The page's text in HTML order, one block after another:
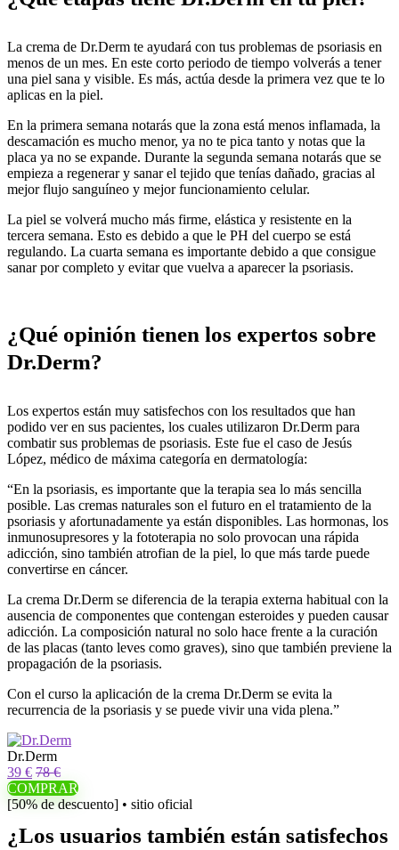
La crema de Dr.Derm te ayudará con tus problemas de psoriasis en
menos de un mes. En este corto periodo de tiempo volverás a tener
una piel sana y visible. Es más, actúa desde la primera vez que te lo
aplicas en la piel.
En la primera semana notarás que la zona está menos inflamada, la
descamación es mucho menor, ya no te pica tanto y notas que la
placa ya no se expande. Durante la segunda semana notarás que se
empieza a regenerar y sanar el tejido que tenías dañado, gracias al
mejor flujo sanguíneo y mejor funcionamiento celular.
La piel se volverá mucho más firme, elástica y resistente en la
tercera semana. Esto es debido a que le PH del cuerpo se está
regulando. La cuarta semana es importante debido a que consigue
sanar por completo y evitar que vuelva a aparecer la psoriasis.
¿Qué opinión tienen los expertos sobre
Dr.Derm?
Los expertos están muy satisfechos con los resultados que han
podido ver en sus pacientes, los cuales utilizaron Dr.Derm para
combatir sus problemas de psoriasis. Este fue el caso de Jesús
López, médico de máxima categoría en dermatología:
“En la psoriasis, es importante que la terapia sea lo más sencilla
posible. Las cremas naturales son el futuro en el tratamiento de la
psoriasis y afortunadamente ya están disponibles. Las hormonas, los
inmunosupresores y la fototerapia no solo provocan una rápida
adicción, sino también atrofian de la piel, lo que más tarde puede
convertirse en cáncer.
La crema Dr.Derm se diferencia de la terapia externa habitual con la
ausencia de componentes que contengan esteroides y pueden causar
adicción. La composición natural no solo hace frente a la curación
de las placas (tanto leves como graves), sino que también previene la
propagación de la psoriasis.
Con el curso la aplicación de la crema Dr.Derm se evita la
recurrencia de la psoriasis y se puede vivir una vida plena.”
Dr.Derm
39 € 78 €
COMPRAR
[50% de descuento] • sitio oficial
¿Los usuarios también están satisfechos